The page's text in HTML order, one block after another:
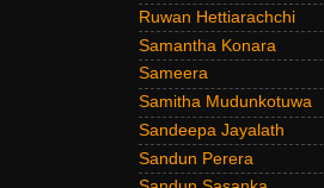
Ruwan Hettiarachchi
Samantha Konara
Sameera
Samitha Mudunkotuwa
Sandeepa Jayalath
Sandun Perera